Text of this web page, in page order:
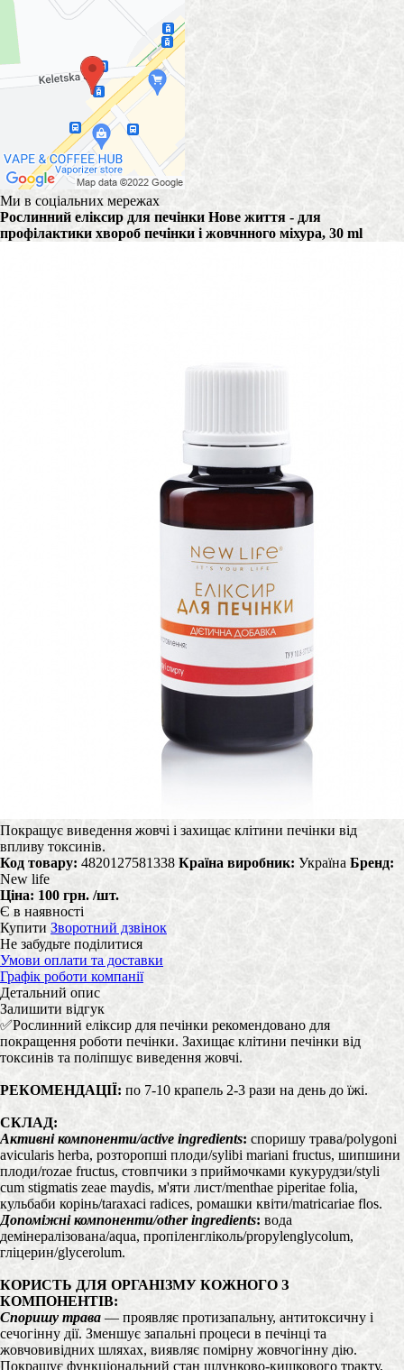
Ми в соціальних мережах
Рослинний еліксир для печінки Нове життя - для
профілактики хвороб печінки і жовчнного міхура, 30 ml
Покращує виведення жовчі і захищає клітини печінки від
впливу токсинів.
Код товару: 4820127581338 Країна виробник: Україна Бренд:
New life
Ціна: 100 грн. /шт.
Є в наявності
Купити Зворотний дзвінок
Не забудьте поділитися
Умови оплати та доставки
Графік роботи компанії
Детальний опис
Залишити відгук
✅Рослинний еліксир для печінки рекомендовано для
покращення роботи печінки. Захищає клітини печінки від
токсинів та поліпшує виведення жовчі.
РЕКОМЕНДАЦІЇ: по 7-10 крапель 2-3 рази на день до їжі.
СКЛАД:
Активні компоненти/active ingredients: споришу трава/polygoni
avicularis herba, розторопші плоди/sylibi mariani fructus, шипшини
плоди/rozae fructus, стовпчики з приймочками кукурудзи/styli
cum stigmatis zeae maydis, м'яти лист/menthae piperitae folia,
кульбаби корінь/taraxaci radices, ромашки квіти/matricariae flos.
Допоміжні компоненти/other ingredients: вода
демінералізована/aqua, пропіленгліколь/propylenglycolum,
гліцерин/glycerolum.
КОРИСТЬ ДЛЯ ОРГАНІЗМУ КОЖНОГО З
КОМПОНЕНТІВ:
Споришу трава— проявляє протизапальну, антитоксичну і
сечогінну дії. Зменшує запальні процеси в печінці та
жовчовивідних шляхах, виявляє помірну жовчогінну дію.
Покращує функціональний стан шлунково-кишкового тракту,